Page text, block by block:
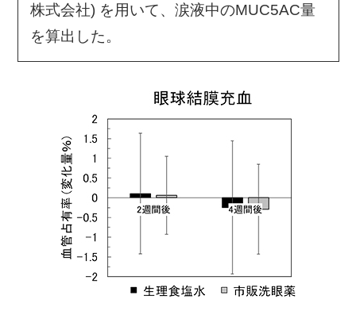
株式会社) を用いて、涙液中のMUC5AC量
を算出した。